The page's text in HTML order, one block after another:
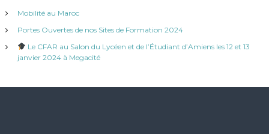
Mobilité au Maroc
Portes Ouvertes de nos Sites de Formation 2024
Le CFAR au Salon du Lycéen et de l’Étudiant d’Amiens les 12 et 13
janvier 2024 à Megacité